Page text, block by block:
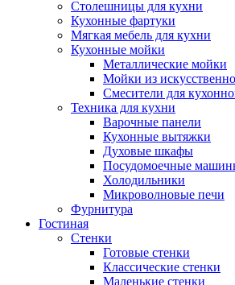
Столешницы для кухни
Кухонные фартуки
Мягкая мебель для кухни
Кухонные мойки
Металлические мойки
Мойки из
Смесители для
Техника для кухни
Варочные панели
Кухонные вытяжки
Духовые шкафы
Посудомоечные
Холодильники
Микроволновые печи
Фурнитура
Гостиная
Стенки
Готовые стенки
Классические стенки
Маленькие стенки